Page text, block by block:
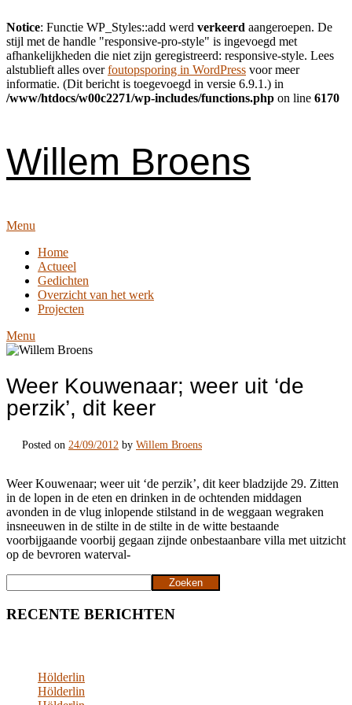
Notice: Functie WP_Styles::add werd verkeerd aangeroepen. De
stijl met de handle "responsive-pro-style" is ingevoegd met
afhankelijkheden die niet zijn geregistreerd: responsive-style. Lees
alstublieft alles overfoutopsporing in WordPress voor meer
informatie. (Dit bericht is toegevoegd in versie 6.9.1.) in
/www/htdocs/w00c2271/wp-includes/functions.php on line 6170
Willem Broens
Menu
Home
Actueel
Gedichten
Overzicht van het werk
Projecten
Menu
Weer Kouwenaar; weer uit ‘de
perzik’, dit keer
Posted on 24/09/2012 by Willem Broens
Weer Kouwenaar; weer uit ‘de perzik’, dit keer bladzijde 29. Zitten
in de lopen in de eten en drinken in de ochtenden middagen
avonden in de vlug inlopende stilstand in de weggaan wegraken
insneeuwen in de stilte in de stilte in de witte bestaande
voorbijgaande voorbij gegaan zijnde onbestaanbare villa met uitzicht
op de bevroren waterval-
Zoeken
RECENTE BERICHTEN
Hölderlin
Hölderlin